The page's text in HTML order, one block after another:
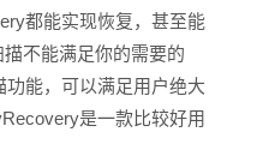
都能实现恢复，甚至能
不能满足你的需要的
能，可以满足用户绝大
是一款比较好用